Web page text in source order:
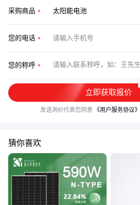
采购商品
您的电话
您的称呼
立即获取报价
发送询价代表您同意 《用户服务协议》
猜你喜欢